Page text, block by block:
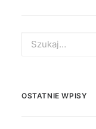
for:
OSTATNIE WPISY